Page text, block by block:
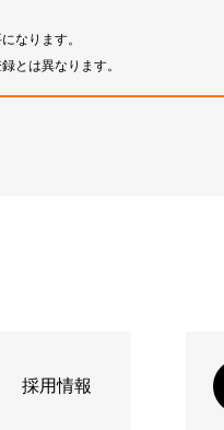
なります。
とは異なります。
採用情報